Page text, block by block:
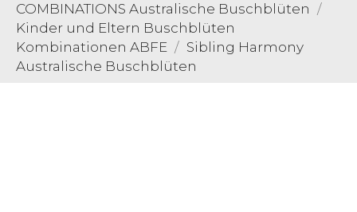
COMBINATIONS Australische Buschblüten
Kinder und Eltern Buschblüten
Kombinationen ABFE
Sibling Harmony
Australische Buschblüten